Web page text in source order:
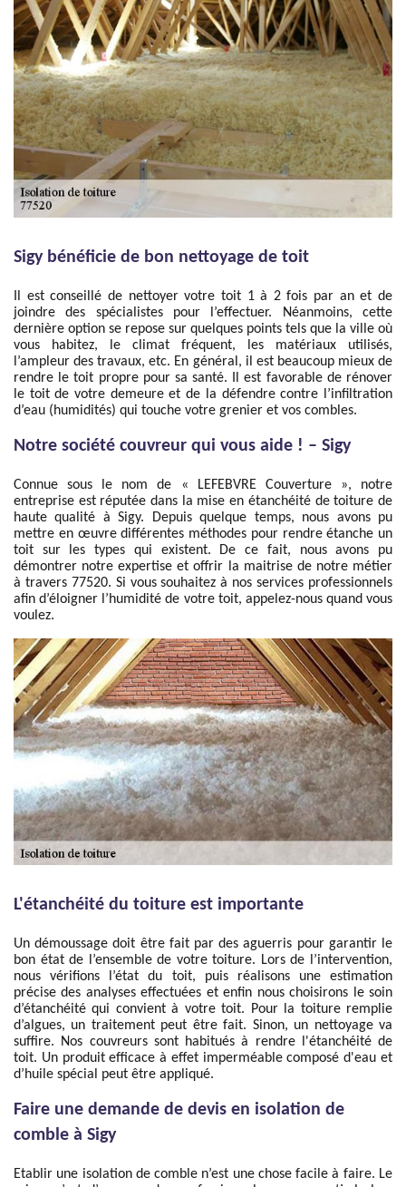
Sigy bénéficie de bon nettoyage de toit
Il est conseillé de nettoyer votre toit 1 à 2 fois par an et de
joindre des spécialistes pour l’effectuer. Néanmoins, cette
dernière option se repose sur quelques points tels que la ville où
vous habitez, le climat fréquent, les matériaux utilisés,
l’ampleur des travaux, etc. En général, il est beaucoup mieux de
rendre le toit propre pour sa santé. Il est favorable de rénover
le toit de votre demeure et de la défendre contre l’infiltration
d’eau (humidités) qui touche votre grenier et vos combles.
Notre société couvreur qui vous aide ! – Sigy
Connue sous le nom de « LEFEBVRE Couverture », notre
entreprise est réputée dans la mise en étanchéité de toiture de
haute qualité à Sigy. Depuis quelque temps, nous avons pu
mettre en œuvre différentes méthodes pour rendre étanche un
toit sur les types qui existent. De ce fait, nous avons pu
démontrer notre expertise et offrir la maitrise de notre métier
à travers 77520. Si vous souhaitez à nos services professionnels
afin d’éloigner l’humidité de votre toit, appelez-nous quand vous
voulez.
L'étanchéité du toiture est importante
Un démoussage doit être fait par des aguerris pour garantir le
bon état de l’ensemble de votre toiture. Lors de l’intervention,
nous vérifions l’état du toit, puis réalisons une estimation
précise des analyses effectuées et enfin nous choisirons le soin
d’étanchéité qui convient à votre toit. Pour la toiture remplie
d’algues, un traitement peut être fait. Sinon, un nettoyage va
suffire. Nos couvreurs sont habitués à rendre l'étanchéité de
toit. Un produit efficace à effet imperméable composé d'eau et
d’huile spécial peut être appliqué.
Faire une demande de devis en isolation de
comble à Sigy
Etablir une isolation de comble n’est une chose facile à faire. Le